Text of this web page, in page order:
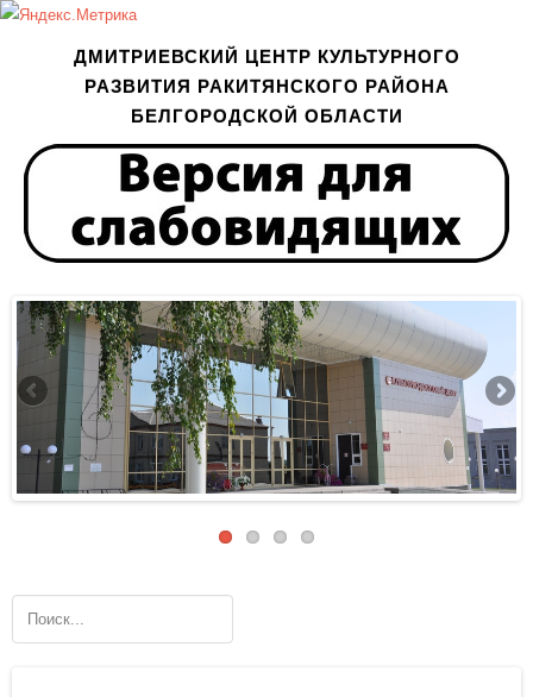
ДМИТРИЕВСКИЙ ЦЕНТР КУЛЬТУРНОГО
РАЗВИТИЯ РАКИТЯНСКОГО РАЙОНА
БЕЛГОРОДСКОЙ ОБЛАСТИ